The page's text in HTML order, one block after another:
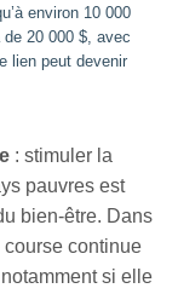
environ 10 000
de 20 000 $, avec
lien peut devenir
: stimuler la
pauvres est
bien‑être. Dans
course continue
si elle